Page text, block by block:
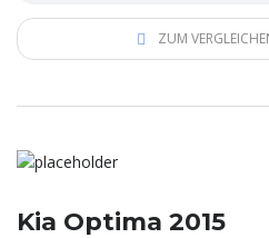
ZUM
Kia Optima 2015